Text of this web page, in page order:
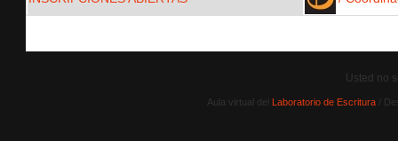
Usted no
Aula virtual del Laboratorio de Escritura/